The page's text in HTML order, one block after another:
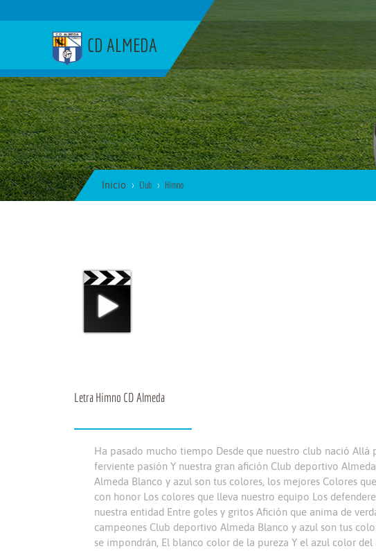
CD ALMEDA
Inicio Club Himno
Letra Himno CD Almeda
Ha pasado mucho tiempo Desde que nuestro club nació
ferviente pasión Y nuestra gran afición Club deportivo
Almeda Blanco y azul son tus colores, los mejores Colores
con honor Los colores que lleva nuestro equipo Los
nuestra entidad Entre goles y gritos Afición que anima de
campeones Club deportivo Almeda Blanco y azul son tus
se impondrán, El blanco color de la pureza Y el azul color